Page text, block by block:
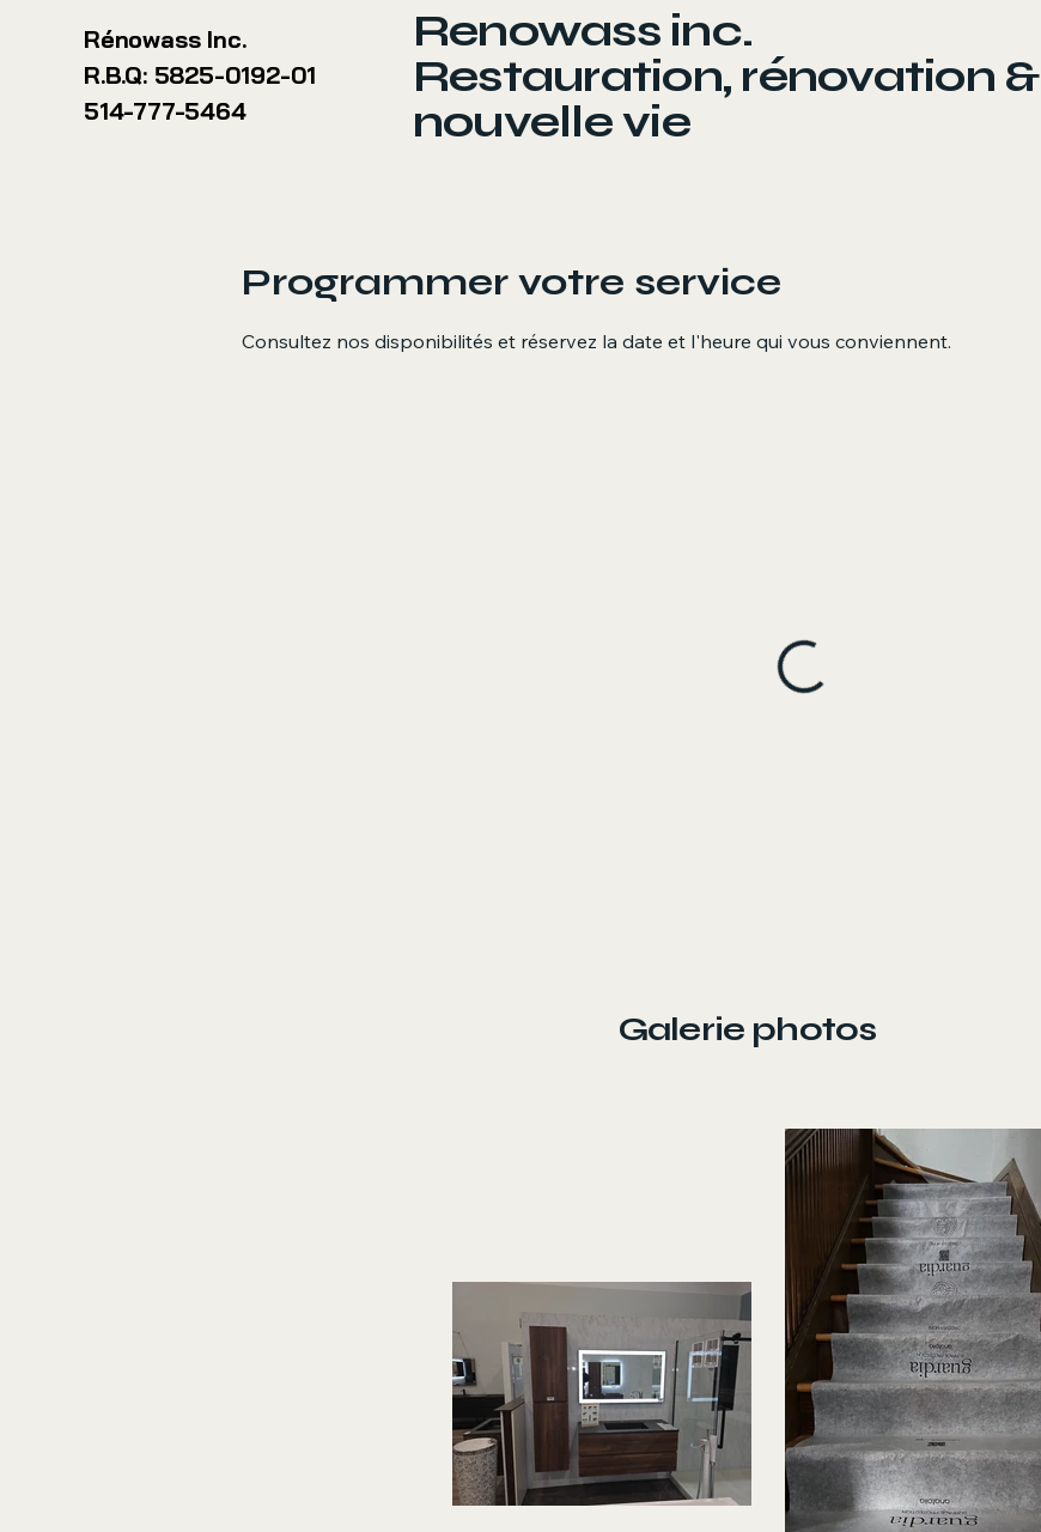
Rénowass Inc.
R.B.Q: 5825-0192-01
514-777-5464
Renowass inc.
Restauration, rénovation &
nouvelle vie
Programmer votre service
Consultez nos disponibilités et réservez la date et l'heure qui vous conviennent.
Galerie photos